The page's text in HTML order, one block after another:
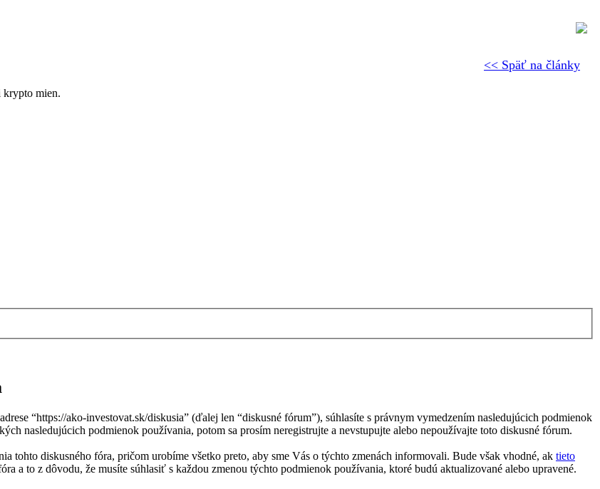
<< Späť na články
mien.
“https://ako-investovat.sk/diskusia” (ďalej len “diskusné fórum”), súhlasíte s právnym vymedzením nasledujúcich podmienok
nasledujúcich podmienok používania, potom sa prosím neregistrujte a nevstupujte alebo nepoužívajte toto diskusné fórum.
diskusného fóra, pričom urobíme všetko preto, aby sme Vás o týchto zmenách informovali. Bude však vhodné, ak tieto
a to z dôvodu, že musíte súhlasiť s každou zmenou týchto podmienok používania, ktoré budú aktualizované alebo upravené.